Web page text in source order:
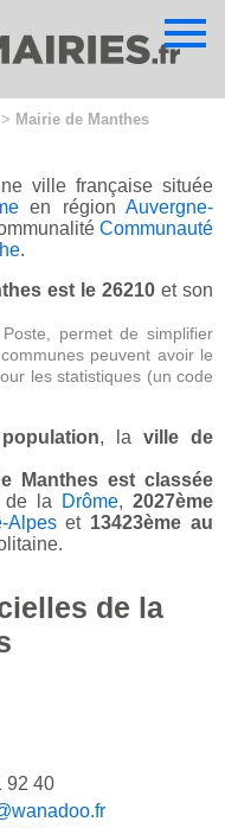
> Mairie de Manthes
ville française située
en région Auvergne-
Communauté
.
est le 26210 et son
permet de simplifier
peuvent avoir le
les statistiques (un code
, laville de
Manthes est classée
la Drôme,2027ème
Alpeset 13423ème au
de la
92 40